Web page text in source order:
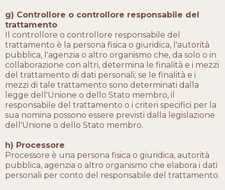
g) Controllore o controllore responsabile del
trattamento
Il controllore o controllore responsabile del
trattamento è la persona fisica o giuridica, l'autorità
pubblica, l'agenzia o altro organismo che, da solo o in
collaborazione con altri, determina le finalità e i mezzi
del trattamento di dati personali; se le finalità e i
mezzi di tale trattamento sono determinati dalla
legge dell'Unione o dello Stato membro, il
responsabile del trattamento o i criteri specifici per la
sua nomina possono essere previsti dalla legislazione
dell'Unione o dello Stato membro.
h) Processore
Processore è una persona fisica o giuridica, autorità
pubblica, agenzia o altro organismo che elabora i dati
personali per conto del responsabile del trattamento.